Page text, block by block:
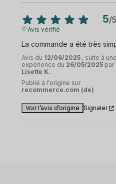
5/5
Avis vérifié
La commande a été très
Avis du 12/06/2025 , suite à
expérience du 26/05/2025 par
Lisette K.
Publié à l'origine sur
recommerce.com (de)
Voir l’avis d’origine Signaler